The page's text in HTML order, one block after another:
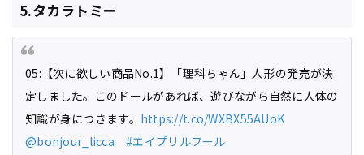
5.タカラトミー
05:【次に欲しい商品No.1】「理科ちゃん」人形の発売が決
定しました。このドールがあれば、遊びながら自然に人体の
知識が身につきます。 https://t.co/WXBX55AUoK
@bonjour_licca
#エイプリルフール